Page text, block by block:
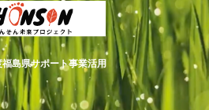
島県サポート事業活用